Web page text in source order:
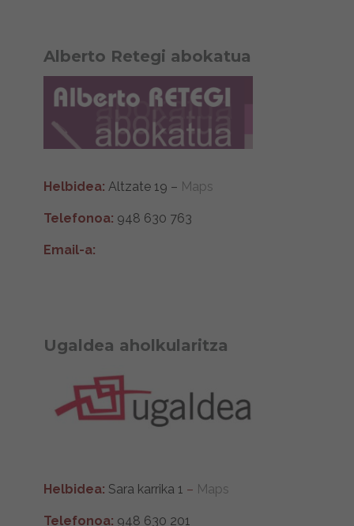
Alberto Retegi abokatua
Helbidea: Altzate 19 – Maps
Telefonoa: 948 630 763
Email-a:
Ugaldea aholkularitza
Helbidea: Sara karrika 1 – Maps
Telefonoa: 948 630 201